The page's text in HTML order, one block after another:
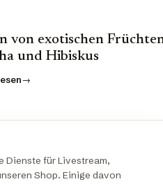
von exotischen
und Hibiskus
Dienste für Livestream,
Shop. Einige davon